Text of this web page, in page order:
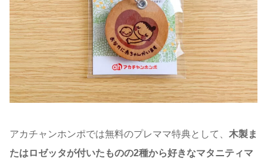
アカチャンホンポでは無料のプレママ特典として、 木製ま
たはロゼッタが付いたものの2種から好きなマタニティマ